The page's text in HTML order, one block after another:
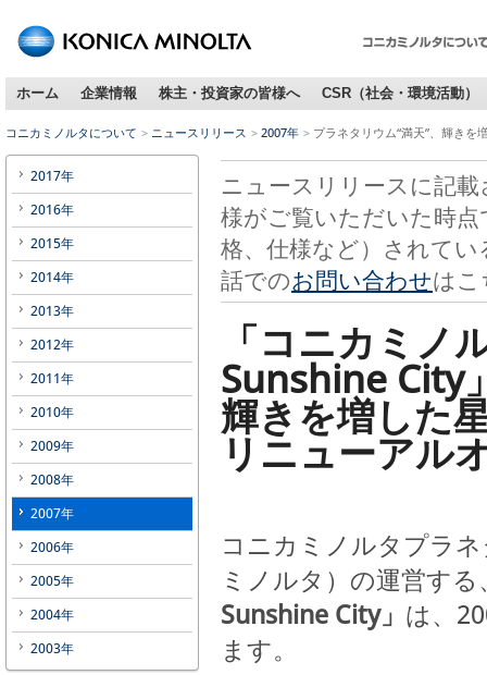
ホーム 企業情報 株主・投資家の皆様へ CSR（社会・環境活動）
コニカミノルタについて ニュースリリース 2007年 プラネタリウム“満天”、輝き
ニュースリリースに記
様がご覧いただいた時
格、仕様など）されて
話でのお問い合わせは
「コニカミノ
Sunshine City
輝きを増した
リニューアル
コニカミノルタプラ
ミノルタ）の運営する
Sunshine City」 は、
ます。
2017年
2016年
2015年
2014年
2013年
2012年
2011年
2010年
2009年
2008年
2007年
2006年
2005年
2004年
2003年